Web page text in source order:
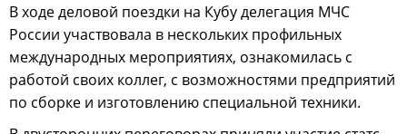
В ходе деловой поездки на Кубу делегация МЧС
России участвовала в нескольких профильных
международных мероприятиях, ознакомилась с
работой своих коллег, с возможностями предприятий
по сборке и изготовлению специальной техники.